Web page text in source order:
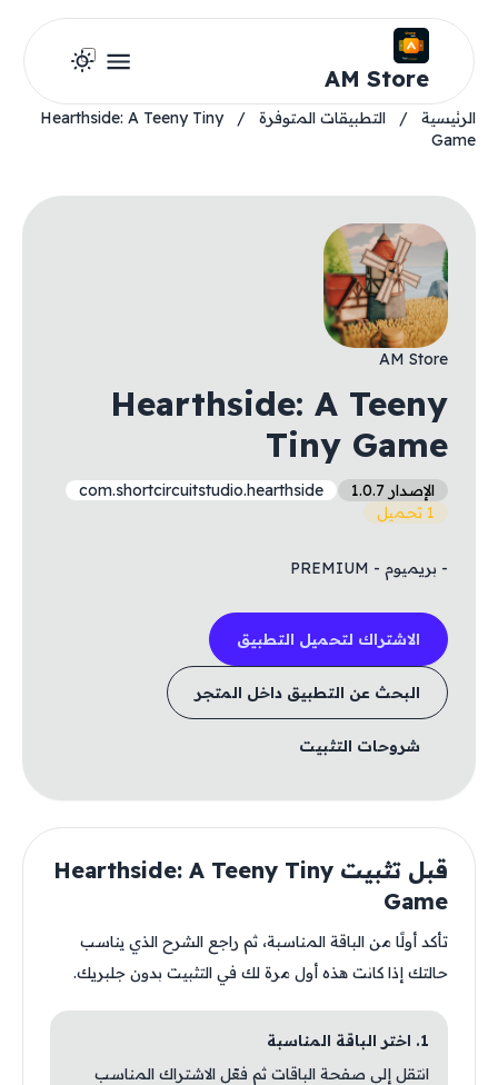
AM Store
الرئيسية / التطبيقات المتوفرة /
Hearthside: A Teeny Tiny
Game
AM Store
Hearthside: A Teeny
Tiny Game
الإصدار 1.0.7
com.shortcircuitstudio.hearthside
1 تحميل
- بريميوم - PREMIUM
الاشتراك لتحميل التطبيق
البحث عن التطبيق داخل المتجر
شروحات التثبيت
قبل تثبيت Hearthside: A Teeny Tiny
Game
تأكد أولًا من الباقة المناسبة، ثم راجع الشرح الذي يناسب
حالتك إذا كانت هذه أول مرة لك في التثبيت بدون جلبريك.
1. اختر الباقة المناسبة
انتقل إلى صفحة الباقات ثم فعّل الاشتراك المناسب